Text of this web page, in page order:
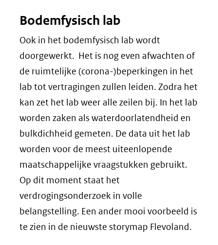
Bodemfysisch lab
Ook in het bodemfysisch lab wordt
doorgewerkt. Het is nog even afwachten of
de ruimtelijke (corona-)beperkingen in het
lab tot vertragingen zullen leiden. Zodra het
kan zet het lab weer alle zeilen bij. In het lab
worden zaken als waterdoorlatendheid en
bulkdichheid gemeten. De data uit het lab
worden voor de meest uiteenlopende
maatschappelijke vraagstukken gebruikt.
Op dit moment staat het
verdrogingsonderzoek in volle
belangstelling. Een ander mooi voorbeeld is
te zien in de nieuwste storymap Flevoland.